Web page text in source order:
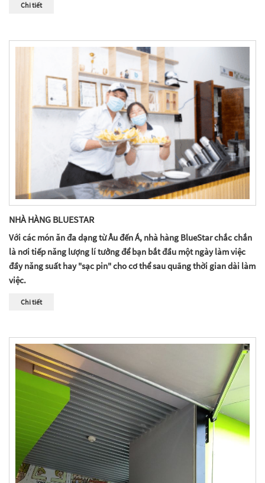
Chi tiết
NHÀ HÀNG BLUESTAR
Với các món ăn đa dạng từ Âu đến Á, nhà hàng BlueStar chắc chắn
là nơi tiếp năng lượng lí tưởng để bạn bắt đầu một ngày làm việc
đầy năng suất hay "sạc pin" cho cơ thể sau quãng thời gian dài làm
việc.
Chi tiết